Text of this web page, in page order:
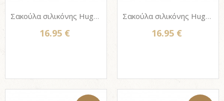
Σακούλα σιλικόνης Hugger bag 900ml - AMBER
16.95 €
Σακούλα σιλικόνης Hugger bag 900ml - JUNIPER CLEAR
16.95 €